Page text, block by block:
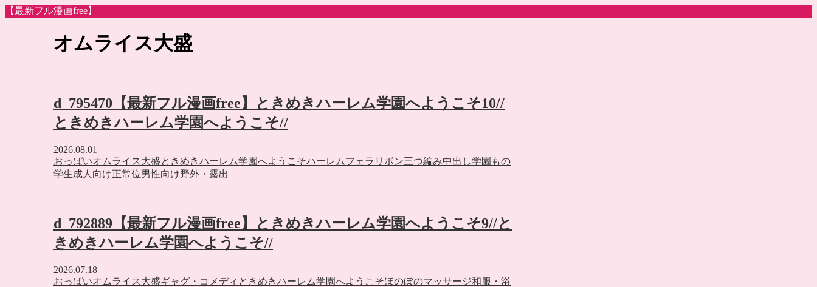
【最新フル漫画free】
オムライス大盛
d_795470【最新フル漫画free】ときめきハーレム学園へようこそ10//
ときめきハーレム学園へようこそ//
2026.08.01
おっぱいオムライス大盛ときめきハーレム学園へようこそハーレムフェラ リボン三つ編み中出し学園もの
学生成人向け正常位男性向け野外・露出
d_792889【最新フル漫画free】ときめきハーレム学園へようこそ9//と
きめきハーレム学園へようこそ//
2026.07.18
おっぱいオムライス大盛ギャグ・コメディ ときめきハーレム学園へようこそほのぼのマッサージ和服・浴